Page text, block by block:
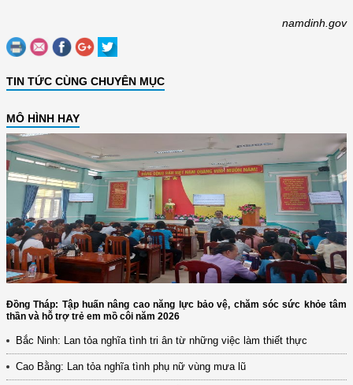
namdinh.gov
TIN TỨC CÙNG CHUYÊN MỤC
MÔ HÌNH HAY
Đồng Tháp: Tập huấn nâng cao năng lực bảo vệ, chăm sóc sức khỏe tâm
thần và hỗ trợ trẻ em mồ côi năm 2026
Bắc Ninh: Lan tỏa nghĩa tình tri ân từ những việc làm thiết thực
Cao Bằng: Lan tỏa nghĩa tình phụ nữ vùng mưa lũ